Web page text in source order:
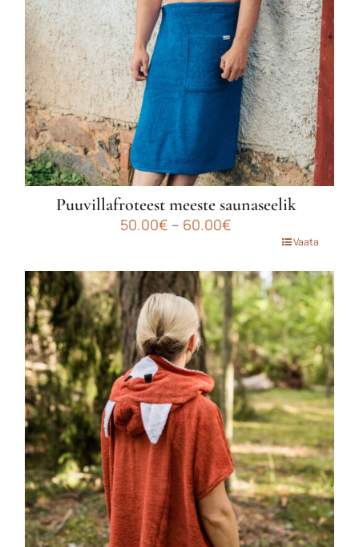
tootelehel.
Puuvillafroteest meeste saunaseelik
50.00€ – 60.00€
60.00€
on
mitu
varianti.
Valikuid
saab
teha
tootelehel.
Vaata